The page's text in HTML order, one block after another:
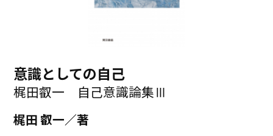
意識としての自己
梶田叡一 自己意識論集Ⅲ
梶田 叡一／著